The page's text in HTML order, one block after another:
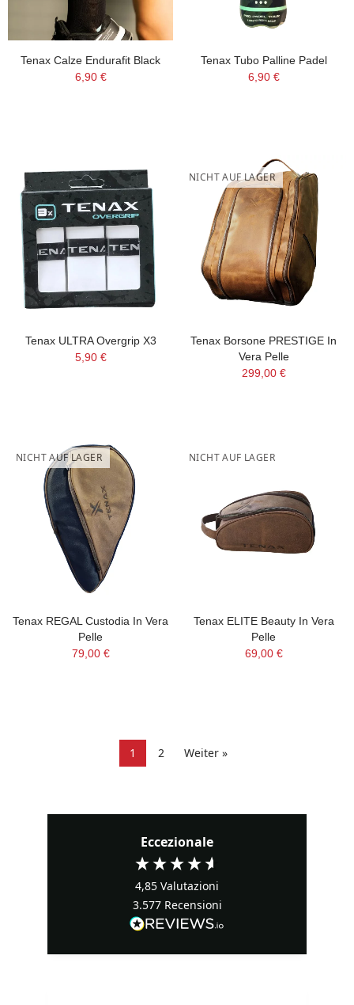
Tenax Calze Endurafit Black
6,90 €
Tenax Tubo Palline Padel
6,90 €
Tenax ULTRA Overgrip X3
5,90 €
NICHT AUF LAGER
Tenax Borsone PRESTIGE In
Vera Pelle
299,00 €
NICHT AUF LAGER
Tenax REGAL Custodia In Vera
Pelle
79,00 €
NICHT AUF LAGER
Tenax ELITE Beauty In Vera
Pelle
69,00 €
1 2 Weiter »
Eccezionale
4,85 Valutazioni
3.577 Recensioni